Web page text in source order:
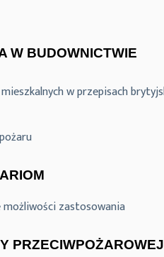
W BUDOWNICTWIE
w przepisach
zastosowania
PRZECIWPOŻAROWEJ